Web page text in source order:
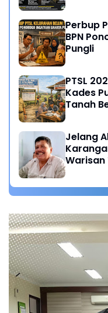
Perbup
BPN
Pungli
PTSL
Kades
Tanah
Jelang